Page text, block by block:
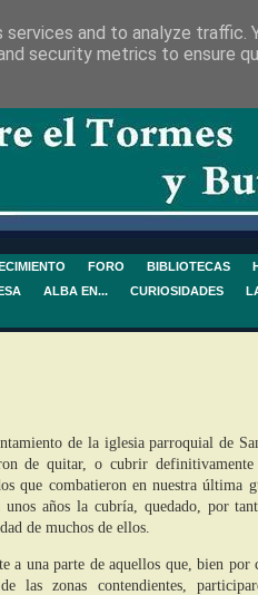
FORO BIBLIOTECAS
ALBA EN... CURIOSIDADES
de la iglesia parroquial de
de quitar, o cubrir definitivamente
que combatieron en nuestra última
años la cubría, quedado, por
de muchos de ellos.
a una parte de aquellos que, bien por
las zonas contendientes,
and to analyze traffic.
security metrics to ensure